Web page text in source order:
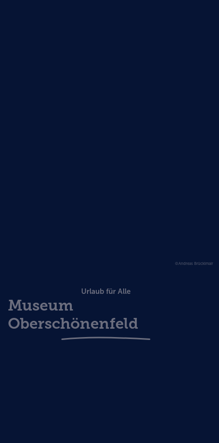
©Andreas Brücklmair
Urlaub für Alle
Museum
Oberschönenfeld